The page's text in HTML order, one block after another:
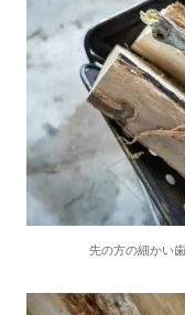
先の方の細かい